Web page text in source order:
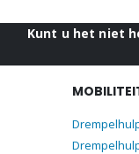
Kunt u het niet